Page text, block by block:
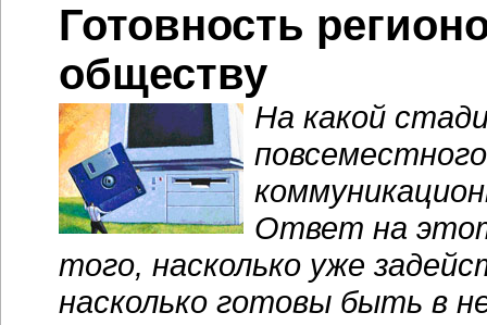
Готовность
обществу
На какой
Ответ на этот
того, насколько уже
насколько готовы быть в